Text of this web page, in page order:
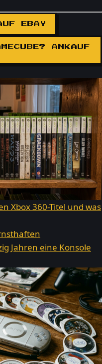
EBAY
ANKAUF
Xbox 360-Titel und was
Jahren eine Konsole